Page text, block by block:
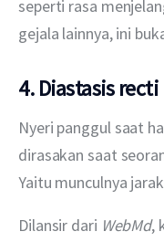
seperti rasa
gejala lainnya, ini
4. Diastasis recti
Nyeri panggul saat
dirasakan saat
Yaitu munculnya
Dilansir dari WebMd,